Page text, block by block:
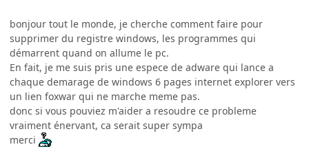
bonjour tout le monde, je cherche comment faire pour
supprimer du registre windows, les programmes qui
démarrent quand on allume le pc.
En fait, je me suis pris une espece de adware qui lance a
chaque demarage de windows 6 pages internet explorer vers
un lien foxwar qui ne marche meme pas.
donc si vous pouviez m'aider a resoudre ce probleme
vraiment énervant, ca serait super sympa
merci